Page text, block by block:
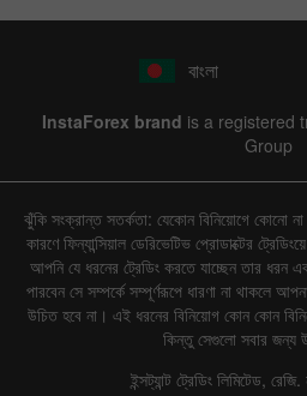
বাংলা
InstaForex brand is a registered
Group
ঝুঁকি সংক্রান্ত সতর্কতা: যেকোন বিনিয়োগে কোনো
কারণে ফিন্যান্সিয়াল ডেরিভেটিভ প্রোডাক্টের
আপনি যে ধরনের ট্রেডিং করতে যাচ্ছেন তার ধরন
পারবেন সে সম্পর্কে সম্পূর্ণরূপে ধারণা না থাকলে
উচিত হবে না। এই ধরনের বিনিয়োগ কোন কোন
কিন্তু সেগুলো সবার জন্য
ইন্সট্যান্ট ট্রেডিং লিমিটেড,